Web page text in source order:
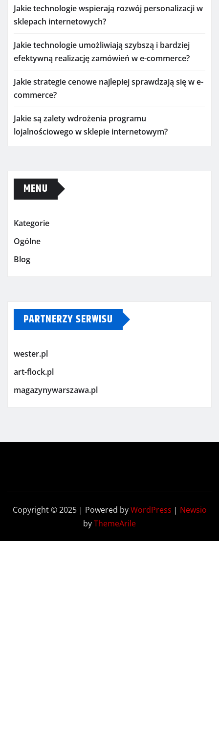
Jakie technologie wspierają rozwój personalizacji w
sklepach internetowych?
Jakie technologie umożliwiają szybszą i bardziej
efektywną realizację zamówień w e-commerce?
Jakie strategie cenowe najlepiej sprawdzają się w e-
commerce?
Jakie są zalety wdrożenia programu
lojalnościowego w sklepie internetowym?
MENU
Kategorie
Ogólne
Blog
PARTNERZY SERWISU
wester.pl
art-flock.pl
magazynywarszawa.pl
Copyright © 2025 | Powered byWordPress | Newsio
byThemeArile